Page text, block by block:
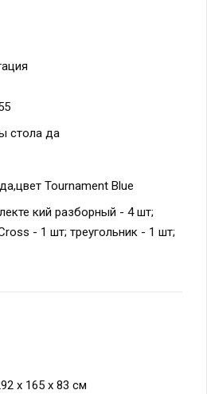
стола да
Tournament Blue
кий разборный - 4 шт;
- 1 шт; треугольник - 1 шт;
х 165 х 83 см